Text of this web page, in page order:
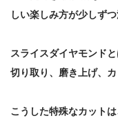
しい楽しみ方が少しず
スライスダイヤモンド
切り取り、磨き上げ、
こうした特殊なカット